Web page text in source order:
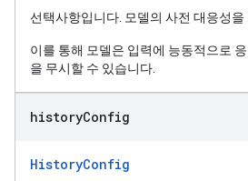
선택사항입니다. 모델의 사전 대응성을
이를 통해 모델은 입력에 능동적으로
을 무시할 수 있습니다.
historyConfig
HistoryConfig